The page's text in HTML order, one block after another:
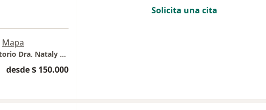
Mapa
Centro Empresarial NOU - Consultorio Dra. Nataly Castiblanco
desde $ 150.000
Solicita una cita